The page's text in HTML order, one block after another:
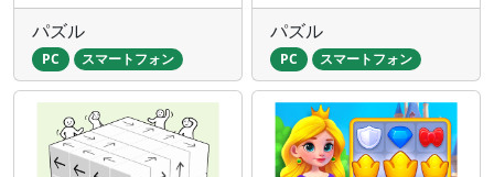
パズル
PC スマートフォン
パズル
PC スマートフォン